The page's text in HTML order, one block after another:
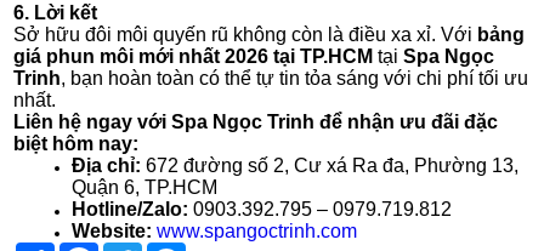
6. Lời kết
Sở hữu đôi môi quyến rũ không còn là điều xa xỉ. Với bảng
giá phun môi mới nhất 2026 tại TP.HCM tạiSpa Ngọc
Trinh, bạn hoàn toàn có thể tự tin tỏa sáng với chi phí tối ưu
nhất.
Liên hệ ngay với Spa Ngọc Trinh để nhận ưu đãi đặc
biệt hôm nay:
Địa chỉ: 672 đường số 2, Cư xá Ra đa, Phường 13,
Quận 6, TP.HCM
Hotline/Zalo: 0903.392.795 – 0979.719.812
Website: www.spangoctrinh.com